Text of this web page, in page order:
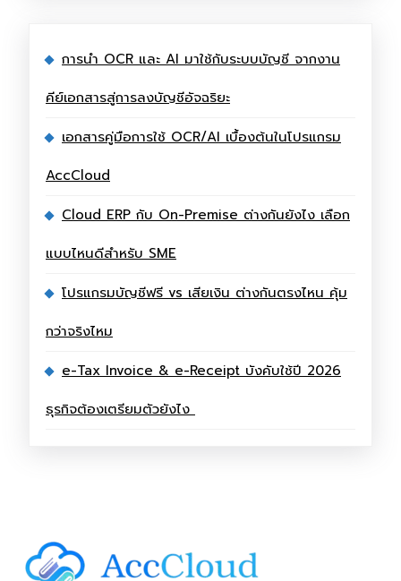
การนำ OCR และ AI มาใช้กับระบบบัญชี จากงาน
คีย์เอกสารสู่การลงบัญชีอัจฉริยะ
เอกสารคู่มือการใช้ OCR/AI เบื้องต้นในโปรแกรม
AccCloud
Cloud ERP กับ On-Premise ต่างกันยังไง เลือก
แบบไหนดีสำหรับ SME
โปรแกรมบัญชีฟรี vs เสียเงิน ต่างกันตรงไหน คุ้ม
กว่าจริงไหม
e-Tax Invoice & e-Receipt บังคับใช้ปี 2026
ธุรกิจต้องเตรียมตัวยังไง